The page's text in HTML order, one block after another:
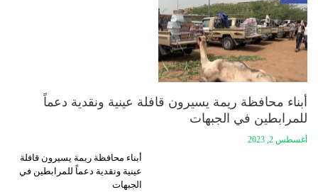
أبناء محافظة ريمة يسيرون قافلة عينية ونقدية دعماً
للمرابطين في الجبهات
أغسطس 2, 2023
أبناء محافظة ريمة يسيرون قافلة
عينية ونقدية دعماً للمرابطين في
الجبهات